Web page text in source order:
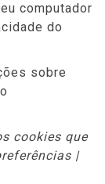
computador
do
sobre
cookies que
|